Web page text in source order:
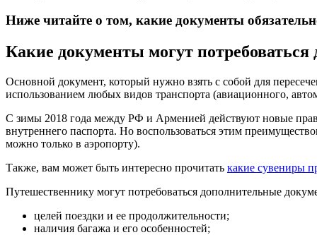
Ниже читайте о том, какие документы
Какие документы могут потребоваться
Основной документ, который нужно взять с собой для
использованием любых видов транспорта (авиационного,
С зимы 2018 года между РФ и Арменией действуют новые
внутреннего паспорта. Но воспользоваться этим
можно только в аэропорту).
Также, вам может быть интересно прочитать какие сувениры
Путешественнику могут потребоваться дополнительные
целей поездки и ее продолжительности;
наличия багажа и его особенностей;